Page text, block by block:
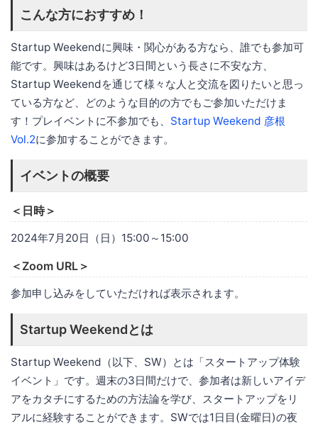
こんな方におすすめ！
Startup Weekendに興味・関心がある方なら、誰でも参加可
能です。興味はあるけど3日間という長さに不安な方、
Startup Weekendを通じて様々な人と交流を図りたいと思っ
ている方など、どのような目的の方でもご参加いただけま
す！プレイベントに不参加でも、 Startup Weekend 彦根
Vol.2に参加することができます。
イベントの概要
＜日時＞
2024年7月20日（日）15:00～15:00
＜Zoom URL＞
参加申し込みをしていただければ表示されます。
Startup Weekendとは
Startup Weekend（以下、SW）とは「スタートアップ体験
イベント」です。週末の3日間だけで、参加者は新しいアイデ
アをカタチにするための方法論を学び、スタートアップをリ
アルに経験することができます。SWでは1日目(金曜日)の夜